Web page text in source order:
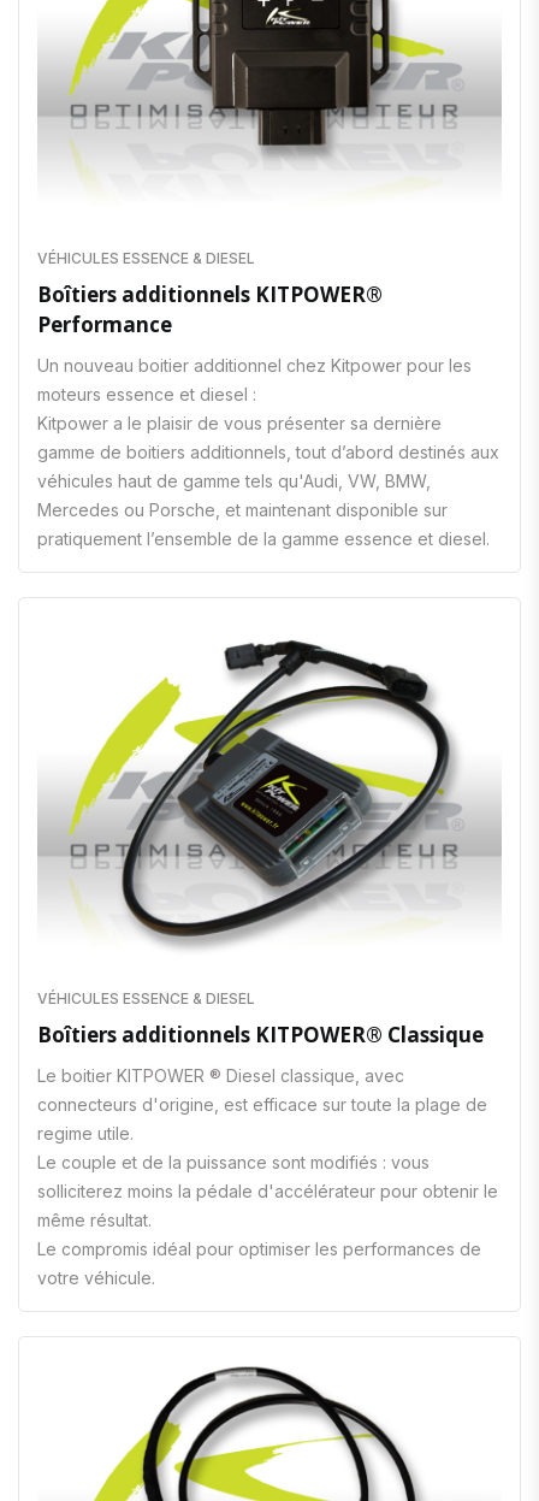
VÉHICULES ESSENCE & DIESEL
Boîtiers additionnels KITPOWER®
Performance
Un nouveau boitier additionnel chez Kitpower pour les
moteurs essence et diesel :
Kitpower a le plaisir de vous présenter sa dernière
gamme de boitiers additionnels, tout d’abord destinés aux
véhicules haut de gamme tels qu'Audi, VW, BMW,
Mercedes ou Porsche, et maintenant disponible sur
pratiquement l’ensemble de la gamme essence et diesel.
VÉHICULES ESSENCE & DIESEL
Boîtiers additionnels KITPOWER® Classique
Le boitier KITPOWER ® Diesel classique, avec
connecteurs d'origine, est efficace sur toute la plage de
regime utile.
Le couple et de la puissance sont modifiés : vous
solliciterez moins la pédale d'accélérateur pour obtenir le
même résultat.
Le compromis idéal pour optimiser les performances de
votre véhicule.